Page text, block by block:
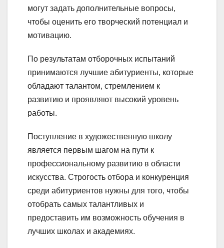
могут задать дополнительные вопросы,
чтобы оценить его творческий потенциал и
мотивацию.
По результатам отборочных испытаний
принимаются лучшие абитуриенты, которые
обладают талантом, стремлением к
развитию и проявляют высокий уровень
работы.
Поступление в художественную школу
является первым шагом на пути к
профессиональному развитию в области
искусства. Строгость отбора и конкуренция
среди абитуриентов нужны для того, чтобы
отобрать самых талантливых и
предоставить им возможность обучения в
лучших школах и академиях.